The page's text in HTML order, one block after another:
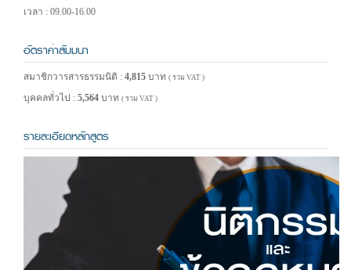
เวลา : 09.00-16.00
อัตราค่าสัมมนา
สมาชิกวารสารธรรมนิติ : 4,815 บาท ( รวม VAT )
บุคคลทั่วไป : 5,564 บาท ( รวม VAT )
รายละเอียดหลักสูตร